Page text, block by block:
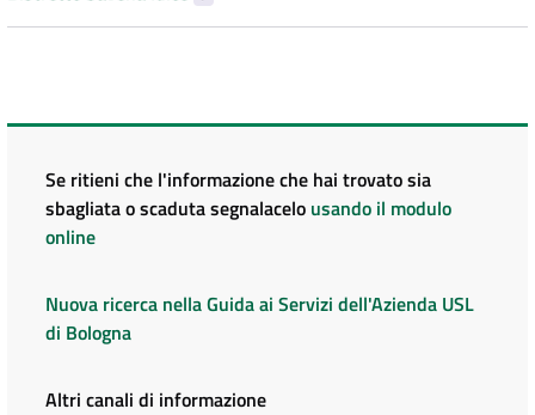
Se ritieni che l'informazione che hai trovato sia
sbagliata o scaduta segnalacelo usando il modulo
online
Nuova ricerca nella Guida ai Servizi dell'Azienda USL
di Bologna
Altri canali di informazione